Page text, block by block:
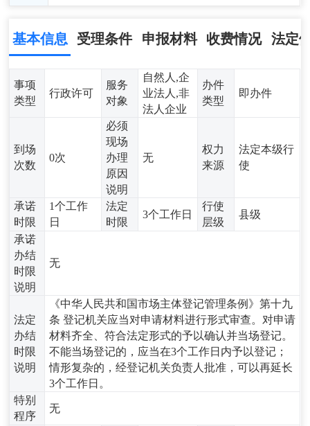
基本信息 受理条件 申报材料 收费情况 法定
事项
类型
行政许可
服务
对象
自然人,企
业法人,非
法人企业
办件
类型
即办件
到场
次数
0次
必须
现场
办理
原因
说明
无
权力
来源
法定本级行
使
承诺
时限
1个工作
日
法定
时限
3个工作日
行使
层级
县级
承诺
办结
时限
说明
无
法定
办结
时限
说明
《中华人民共和国市场主体登记管理条例》第十九
条 登记机关应当对申请材料进行形式审查。对申请
材料齐全、符合法定形式的予以确认并当场登记。
不能当场登记的，应当在3个工作日内予以登记；
情形复杂的，经登记机关负责人批准，可以再延长
3个工作日。
特别
程序
无